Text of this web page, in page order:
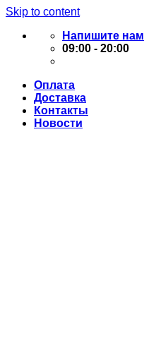
Skip to content
Напишите нам
09:00 - 20:00
Оплата
Доставка
Контакты
Новости